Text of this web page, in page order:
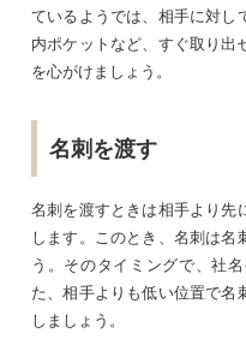
ているようでは、相手に対し
内ポケットなど、すぐ取り出
を心がけましょう。
名刺を渡す
名刺を渡すときは相手より先
します。このとき、名刺は名
う。そのタイミングで、社
た、相手よりも低い位置で名
しましょう。